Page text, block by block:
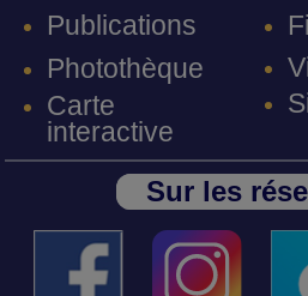
Publications
Photothèque
Carte
interactive
Sur les